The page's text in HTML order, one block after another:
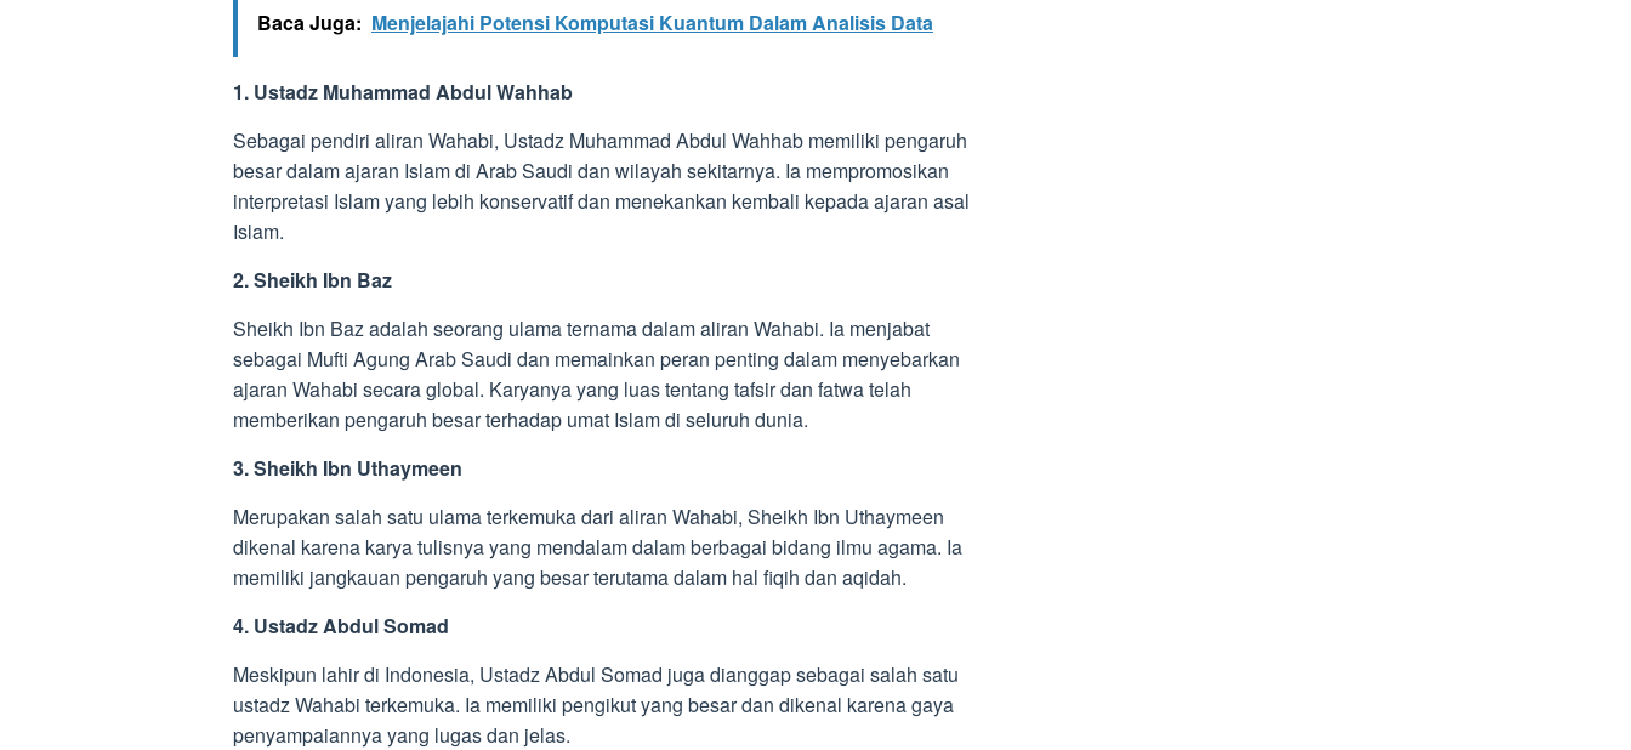
Baca Juga: Menjelajahi Potensi Komputasi Kuantum Dalam Analisis Data
1. Ustadz Muhammad Abdul Wahhab
Sebagai pendiri aliran Wahabi, Ustadz Muhammad Abdul Wahhab memiliki pengaruh
besar dalam ajaran Islam di Arab Saudi dan wilayah sekitarnya. Ia mempromosikan
interpretasi Islam yang lebih konservatif dan menekankan kembali kepada ajaran asal
Islam.
2. Sheikh Ibn Baz
Sheikh Ibn Baz adalah seorang ulama ternama dalam aliran Wahabi. Ia menjabat
sebagai Mufti Agung Arab Saudi dan memainkan peran penting dalam menyebarkan
ajaran Wahabi secara global. Karyanya yang luas tentang tafsir dan fatwa telah
memberikan pengaruh besar terhadap umat Islam di seluruh dunia.
3. Sheikh Ibn Uthaymeen
Merupakan salah satu ulama terkemuka dari aliran Wahabi, Sheikh Ibn Uthaymeen
dikenal karena karya tulisnya yang mendalam dalam berbagai bidang ilmu agama. Ia
memiliki jangkauan pengaruh yang besar terutama dalam hal fiqih dan aqidah.
4. Ustadz Abdul Somad
Meskipun lahir di Indonesia, Ustadz Abdul Somad juga dianggap sebagai salah satu
ustadz Wahabi terkemuka. Ia memiliki pengikut yang besar dan dikenal karena gaya
penyampaiannya yang lugas dan jelas.